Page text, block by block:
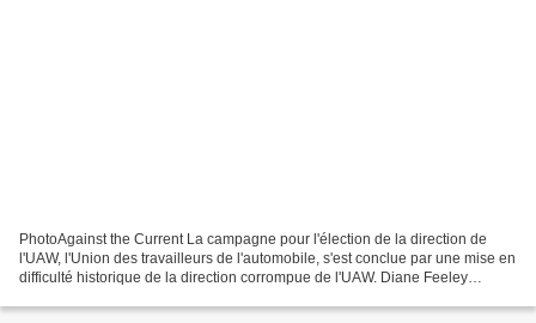
PhotoAgainst the Current La campagne pour l'élection de la direction de
l'UAW, l'Union des travailleurs de l'automobile, s'est conclue par une mise en
difficulté historique de la direction corrompue de l'UAW. Diane Feeley